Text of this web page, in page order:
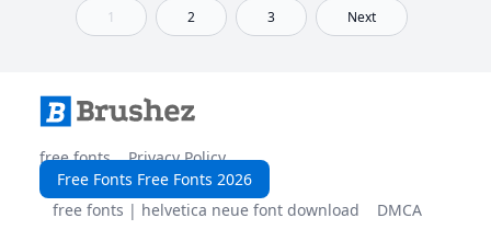
1 2 3 Next
free fonts
Privacy Policy
Free Fonts Free Fonts 2026
free fonts | helvetica neue font download
DMCA